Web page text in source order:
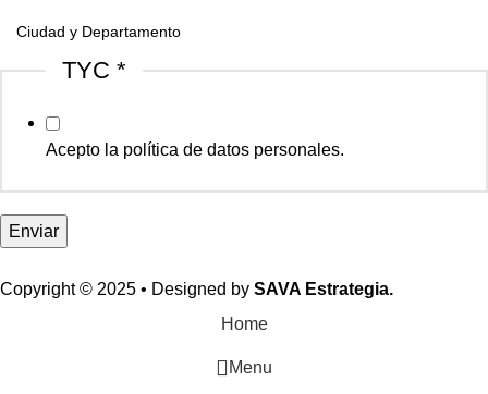
TYC *
Acepto la política de datos personales.
Enviar
Copyright © 2025 • Designed by SAVA Estrategia.
Home
Menu